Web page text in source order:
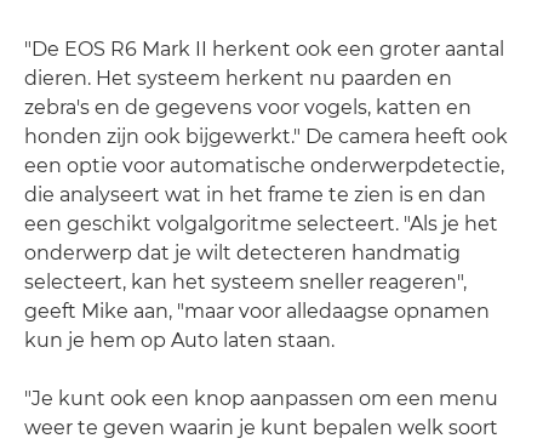
"De EOS R6 Mark II herkent ook een groter aantal
dieren. Het systeem herkent nu paarden en
zebra's en de gegevens voor vogels, katten en
honden zijn ook bijgewerkt." De camera heeft ook
een optie voor automatische onderwerpdetectie,
die analyseert wat in het frame te zien is en dan
een geschikt volgalgoritme selecteert. "Als je het
onderwerp dat je wilt detecteren handmatig
selecteert, kan het systeem sneller reageren",
geeft Mike aan, "maar voor alledaagse opnamen
kun je hem op Auto laten staan.
"Je kunt ook een knop aanpassen om een menu
weer te geven waarin je kunt bepalen welk soort